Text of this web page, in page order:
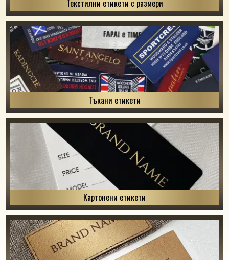
Текстилни етикети с размери
Тъкани етикети
Картонени етикети